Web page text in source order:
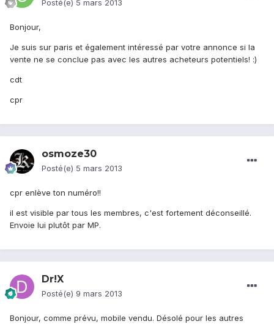
Posté(e) 5 mars 2013
Bonjour,
Je suis sur paris et également intéressé par votre annonce si la
vente ne se conclue pas avec les autres acheteurs potentiels! :)
cdt
cpr
osmoze30
Posté(e) 5 mars 2013
cpr enlève ton numéro!!
il est visible par tous les membres, c'est fortement déconseillé.
Envoie lui plutôt par MP.
Dr!X
Posté(e) 9 mars 2013
Bonjour, comme prévu, mobile vendu. Désolé pour les autres